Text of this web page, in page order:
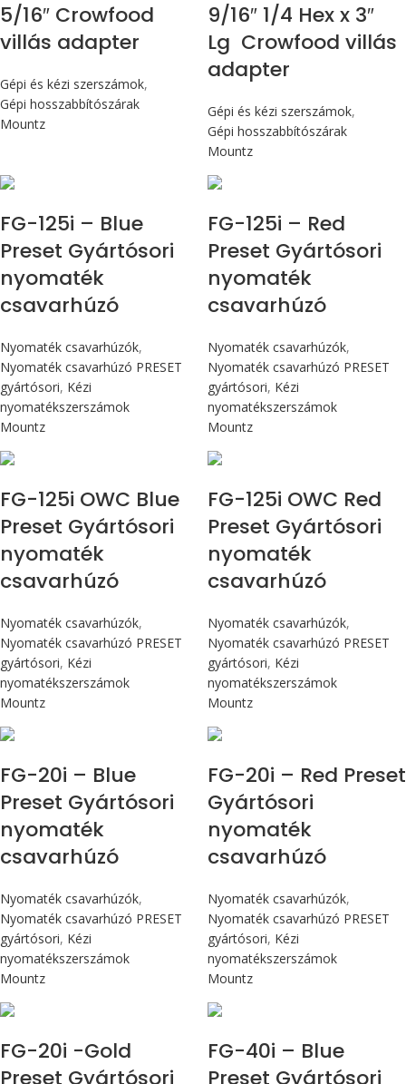
5/16″ Crowfood
villás adapter
Gépi és kézi szerszámok,
Gépi hosszabbítószárak
Mountz
9/16″ 1/4 Hex x 3″
Lg Crowfood villás
adapter
Gépi és kézi szerszámok,
Gépi hosszabbítószárak
Mountz
FG-125i – Blue
Preset Gyártósori
nyomaték
csavarhúzó
Nyomaték csavarhúzók,
Nyomaték csavarhúzó PRESET
gyártósori, Kézi
nyomatékszerszámok
Mountz
FG-125i – Red
Preset Gyártósori
nyomaték
csavarhúzó
Nyomaték csavarhúzók,
Nyomaték csavarhúzó PRESET
gyártósori, Kézi
nyomatékszerszámok
Mountz
FG-125i OWC Blue
Preset Gyártósori
nyomaték
csavarhúzó
Nyomaték csavarhúzók,
Nyomaték csavarhúzó PRESET
gyártósori, Kézi
nyomatékszerszámok
Mountz
FG-125i OWC Red
Preset Gyártósori
nyomaték
csavarhúzó
Nyomaték csavarhúzók,
Nyomaték csavarhúzó PRESET
gyártósori, Kézi
nyomatékszerszámok
Mountz
FG-20i – Blue
Preset Gyártósori
nyomaték
csavarhúzó
Nyomaték csavarhúzók,
Nyomaték csavarhúzó PRESET
gyártósori, Kézi
nyomatékszerszámok
Mountz
FG-20i – Red Preset
Gyártósori
nyomaték
csavarhúzó
Nyomaték csavarhúzók,
Nyomaték csavarhúzó PRESET
gyártósori, Kézi
nyomatékszerszámok
Mountz
FG-20i -Gold
Preset Gyártósori
FG-40i – Blue
Preset Gyártósori